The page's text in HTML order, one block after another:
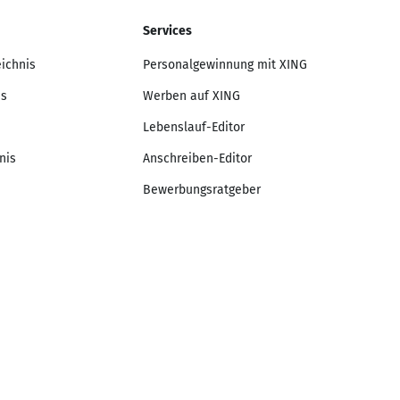
Services
Personalgewinnung mit XING
Werben auf XING
Lebenslauf-Editor
Anschreiben-Editor
Bewerbungsratgeber